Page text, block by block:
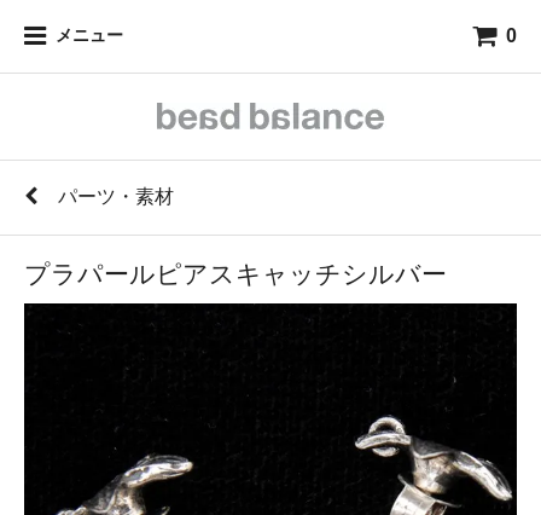
メニュー 0
パーツ・素材
プラパールピアスキャッチシルバー